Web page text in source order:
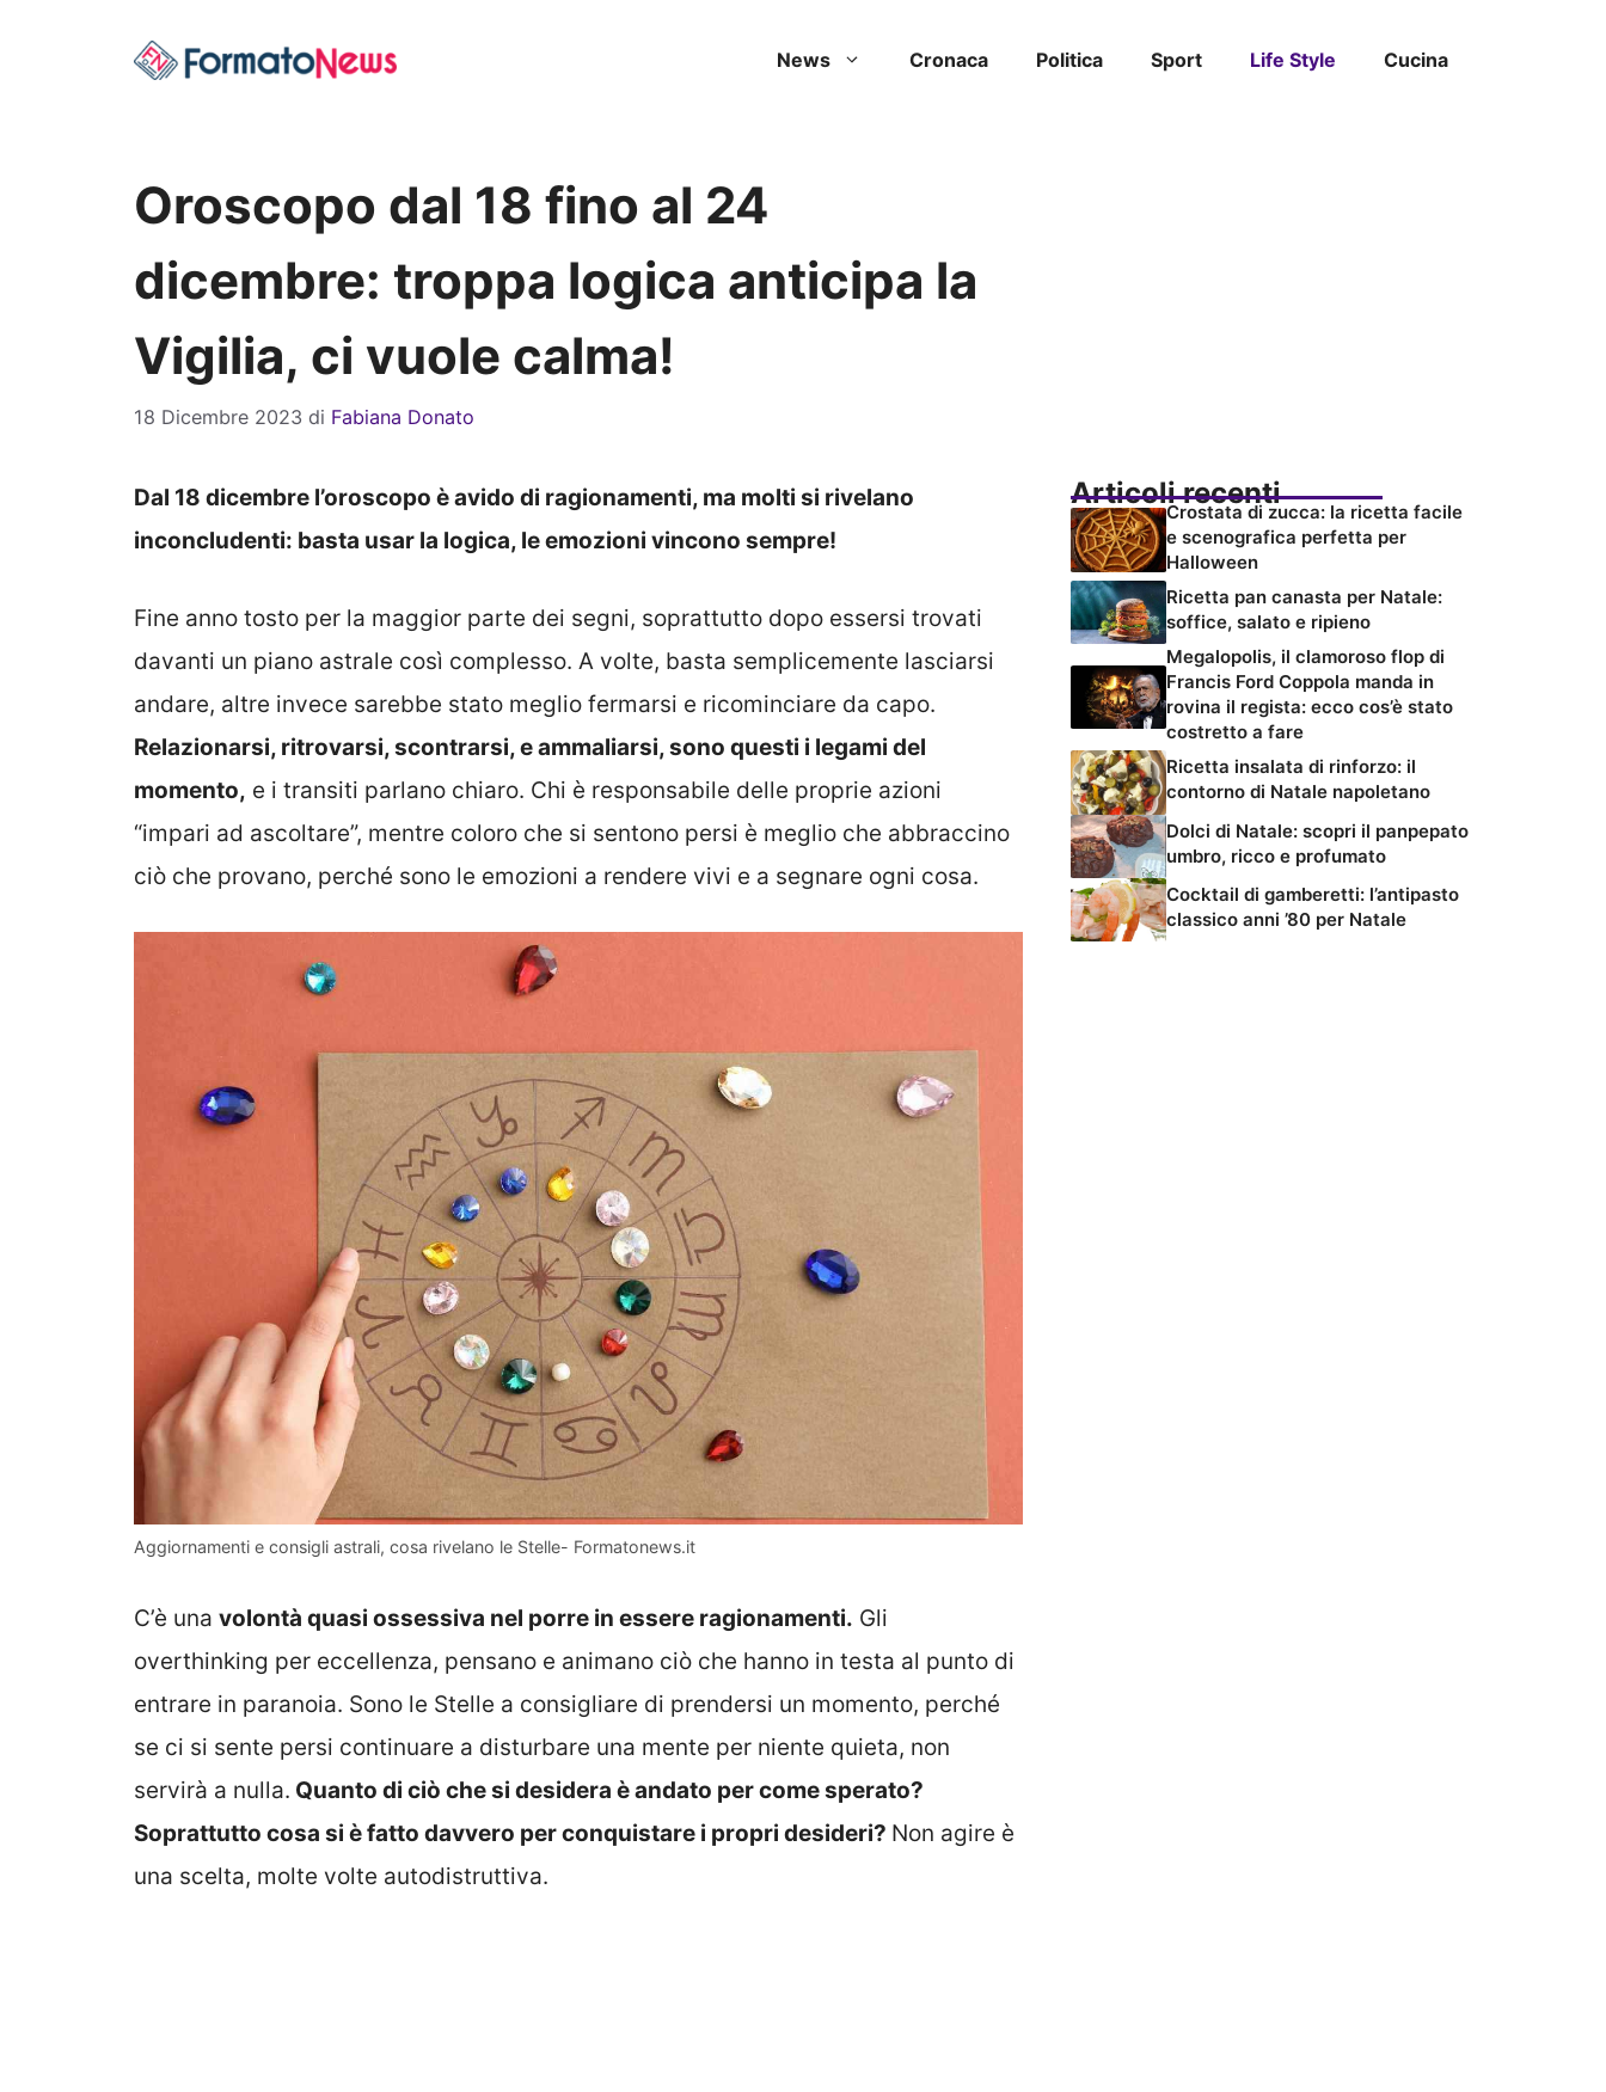
News Cronaca Politica Sport Life Style Cucina
Oroscopo dal 18 fino al 24
dicembre: troppa logica anticipa la
Vigilia, ci vuole calma!
18 Dicembre 2023 di Fabiana Donato
Dal 18 dicembre l’oroscopo è avido di ragionamenti, ma molti si rivelano
inconcludenti: basta usar la logica, le emozioni vincono sempre!
Fine anno tosto per la maggior parte dei segni, soprattutto dopo essersi trovati
davanti un piano astrale così complesso. A volte, basta semplicemente lasciarsi
andare, altre invece sarebbe stato meglio fermarsi e ricominciare da capo.
Relazionarsi, ritrovarsi, scontrarsi, e ammaliarsi, sono questi i legami del
momento, e i transiti parlano chiaro. Chi è responsabile delle proprie azioni
“impari ad ascoltare”, mentre coloro che si sentono persi è meglio che abbraccino
ciò che provano, perché sono le emozioni a rendere vivi e a segnare ogni cosa.
Aggiornamenti e consigli astrali, cosa rivelano le Stelle- Formatonews.it
C’è una volontà quasi ossessiva nel porre in essere ragionamenti. Gli
overthinking per eccellenza, pensano e animano ciò che hanno in testa al punto di
entrare in paranoia. Sono le Stelle a consigliare di prendersi un momento, perché
se ci si sente persi continuare a disturbare una mente per niente quieta, non
servirà a nulla. Quanto di ciò che si desidera è andato per come sperato?
Soprattutto cosa si è fatto davvero per conquistare i propri desideri? Non agire è
una scelta, molte volte autodistruttiva.
Articoli recenti
Crostata di zucca: la ricetta facile
e scenografica perfetta per
Halloween
Ricetta pan canasta per Natale:
soffice, salato e ripieno
Megalopolis, il clamoroso flop di
Francis Ford Coppola manda in
rovina il regista: ecco cos’è stato
costretto a fare
Ricetta insalata di rinforzo: il
contorno di Natale napoletano
Dolci di Natale: scopri il panpepato
umbro, ricco e profumato
Cocktail di gamberetti: l’antipasto
classico anni ’80 per Natale